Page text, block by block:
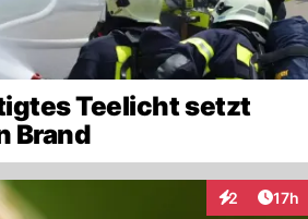
Teelicht setzt
Brand
2 17h